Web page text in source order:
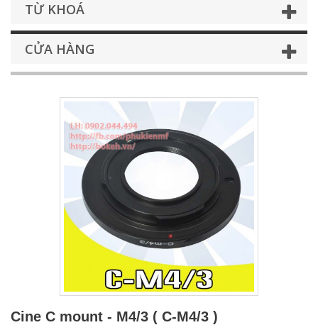
TỪ KHOÁ
CỬA HÀNG
Cine C mount - M4/3 ( C-M4/3 )